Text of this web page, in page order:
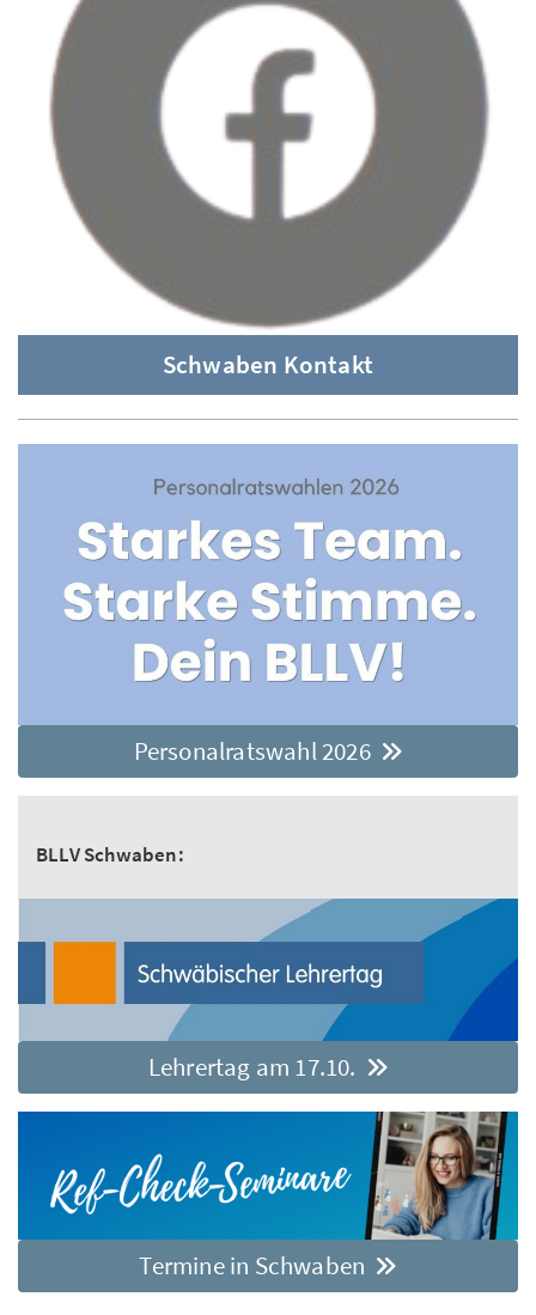
Schwaben Kontakt
Personalratswahl 2026
BLLV Schwaben:
Lehrertag am 17.10.
Termine in Schwaben